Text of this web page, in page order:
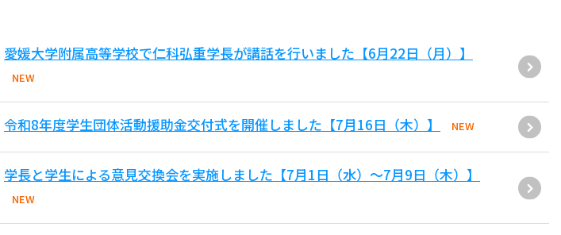
愛媛大学附属高等学校で仁科弘重学長が講話を行いました【6月22日（月）】
NEW
令和8年度学生団体活動援助金交付式を開催しました【7月16日（木）】 NEW
学長と学生による意見交換会を実施しました【7月1日（水）～7月9日（木）】
NEW